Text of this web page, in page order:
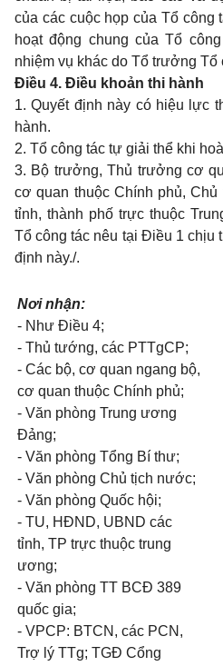
của các cuộc họp của Tổ công
hoạt động chung của Tổ
nhiệm vụ khác do Tổ trưởng Tổ
Điều 4. Điều khoản thi hành
1.Quyết định này có hiệu lực
hành.
2. Tổ công tác tự giải thể khi
3. Bộ trưởng, Thủ trưởng cơ
cơ quan thuộc Chính phủ,
tỉnh, thành phố trực thuộc
Tổ công tác nêu tại Điều 1 chịu
định này./.
Nơi nhận:
- Như Điều 4;
- Thủ tướng, các PTTgCP;
- Các bộ, cơ quan ngang bộ,
cơ quan thuộc Chính phủ;
- Văn phòng Trung ương
Đảng;
- Văn phòng Tổng Bí thư;
- Văn phòng Chủ tịch nước;
- Văn phòng Quốc hội;
- TU, HĐND, UBND các
tỉnh, TP trực thuộc trung
ương;
- Văn phòng TT BCĐ 389
quốc gia;
- VPCP: BTCN, các PCN,
Trợ l ý TTg; TGĐ Cổng